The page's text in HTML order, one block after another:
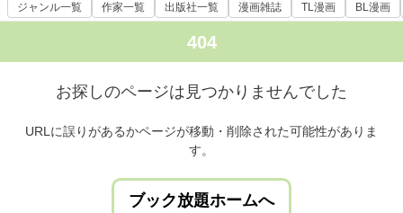
ジャンル一覧 作家一覧 出版社一覧 漫画雑誌 TL漫画 BL漫画
404
お探しのページは見つかりませんでした
URLに誤りがあるかページが移動・削除された可能性がありま
す。
ブック放題ホームへ